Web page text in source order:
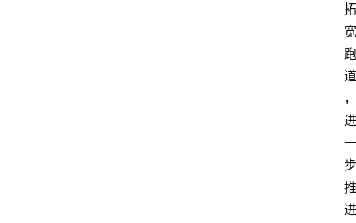
拓
宽
跑
道
，
进
一
步
推
进